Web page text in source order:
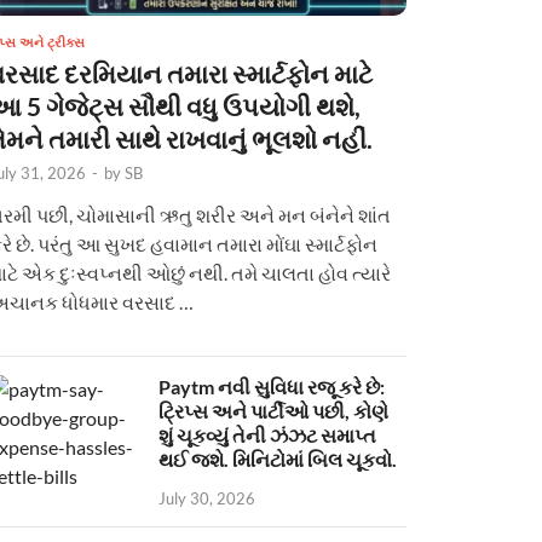
અને ટ્રીક્સ
દરમિયાન તમારા સ્માર્ટફોન માટે
5 ગેજેટ્સ સૌથી વધુ ઉપયોગી થશે,
તમારી સાથે રાખવાનું ભૂલશો નહીં.
31, 2026 - bySB
પછી, ચોમાસાની ઋતુ શરીર અને મન બંનેને શાંત
છે. પરંતુ આ સુખદ હવામાન તમારા મોંઘા સ્માર્ટફોન
એક દુઃસ્વપ્નથી ઓછું નથી. તમે ચાલતા હોવ ત્યારે
ધોધમાર વરસાદ …
Paytm નવી સુવિધા રજૂ કરે છે:
ટ્રિપ્સ અને પાર્ટીઓ પછી, કોણે
શું ચૂકવ્યું તેની ઝંઝટ સમાપ્ત
થઈ જશે. મિનિટોમાં બિલ ચૂકવો.
July 30, 2026